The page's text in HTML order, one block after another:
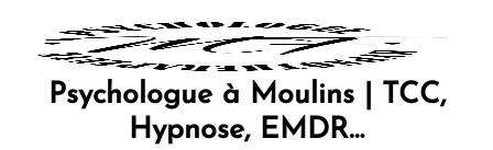
contenu
Psychologue à Moulins | TCC,
Hypnose, EMDR…